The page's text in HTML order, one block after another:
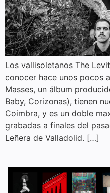
Los vallisoletanos The
conocer hace unos pocos
Masses, un álbum
Baby, Corizonas), tienen
Coimbra, y es un doble
grabadas a finales del
Leñera de Valladolid. […]